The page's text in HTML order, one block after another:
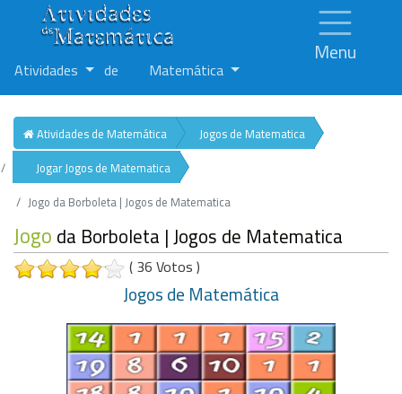
Menu
Atividades de Matemática
Atividades de Matemática
Jogos de Matematica
Jogar Jogos de Matematica
Jogo da Borboleta | Jogos de Matematica
Jogoda Borboleta | Jogos de Matematica
( 36 Votos )
Jogos de Matemática